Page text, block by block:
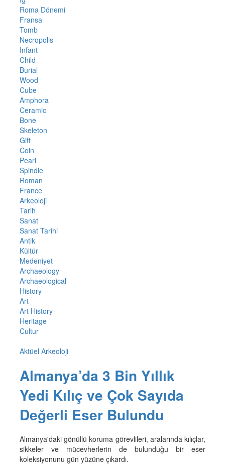
Roma Dönemi
Fransa
Tomb
Necropolis
Infant
Child
Burial
Wood
Cube
Amphora
Ceramic
Bone
Skeleton
Gift
Coin
Pearl
Spindle
Roman
France
Arkeoloji
Tarih
Sanat
Sanat Tarihi
Antik
Kültür
Medeniyet
Archaeology
Archaeological
History
Art
Art History
Heritage
Cultur
Aktüel Arkeoloji
Almanya’da 3 Bin Yıllık
Yedi Kılıç ve Çok Sayıda
Değerli Eser Bulundu
Almanya'daki gönüllü koruma görevlileri, aralarında kılıçlar,
sikkeler ve mücevherlerin de bulunduğu bir eser
koleksiyonunu gün yüzüne çıkardı.